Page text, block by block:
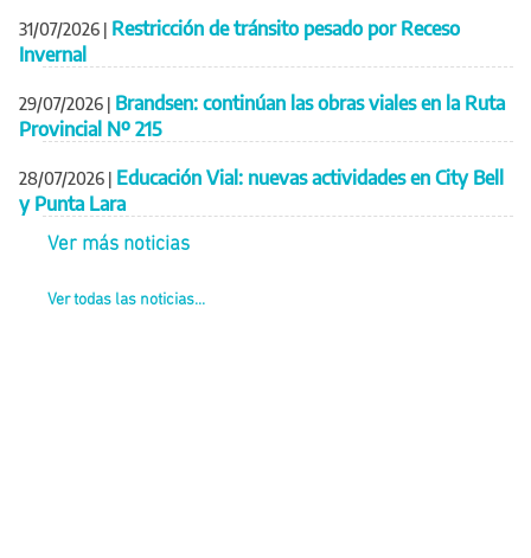
31/07/2026 | Restricción de tránsito pesado por Receso
Invernal
29/07/2026 | Brandsen: continúan las obras viales en la Ruta
Provincial Nº 215
28/07/2026 | Educación Vial: nuevas actividades en City Bell
y Punta Lara
Ver más noticias
Ver todas las noticias...